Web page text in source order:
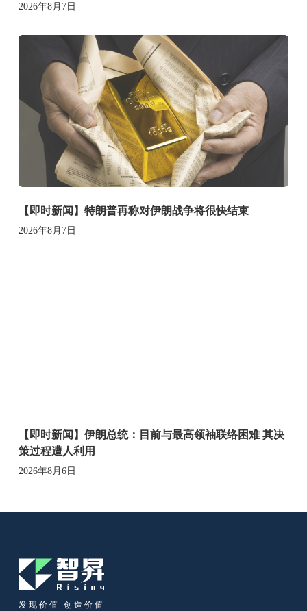
2026年8月7日
【即时新闻】特朗普再称对伊朗战争将很快结束
2026年8月7日
【即时新闻】伊朗总统：目前与最高领袖联络困难 其决
策过程遭人利用
2026年8月6日
发现价值 创造价值